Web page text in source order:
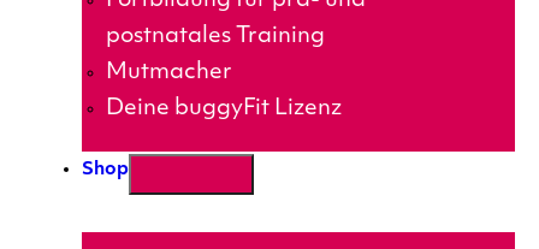
postnatales Training
Mutmacher
Deine buggyFit Lizenz
Shop